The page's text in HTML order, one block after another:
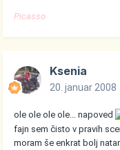
Picasso
Ksenia
20. januar 2008
ole ole ole ole... napoved
fajn sem čisto v pravih
moram še enkrat bolj